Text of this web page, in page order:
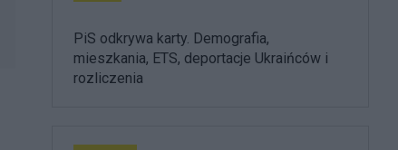
PiS odkrywa karty. Demografia,
mieszkania, ETS, deportacje Ukraińców i
rozliczenia